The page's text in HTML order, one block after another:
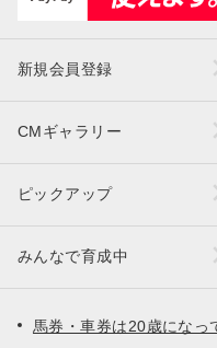
新規会員登録
CMギャラリー
ピックアップ
みんなで育成中
馬券・車券は20歳になっ